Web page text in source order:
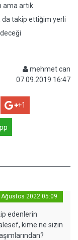
artık
da takip ettiğim yerli
mehmet can
07.09.2019 16:47
+1
Ağustos 2022 05:09
edenlerin
kime ne sizin